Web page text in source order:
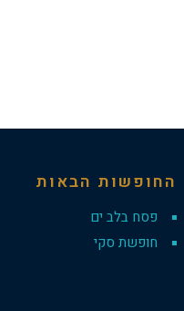
החופשות הבאות
פסח בלב ים
חופשת סקי